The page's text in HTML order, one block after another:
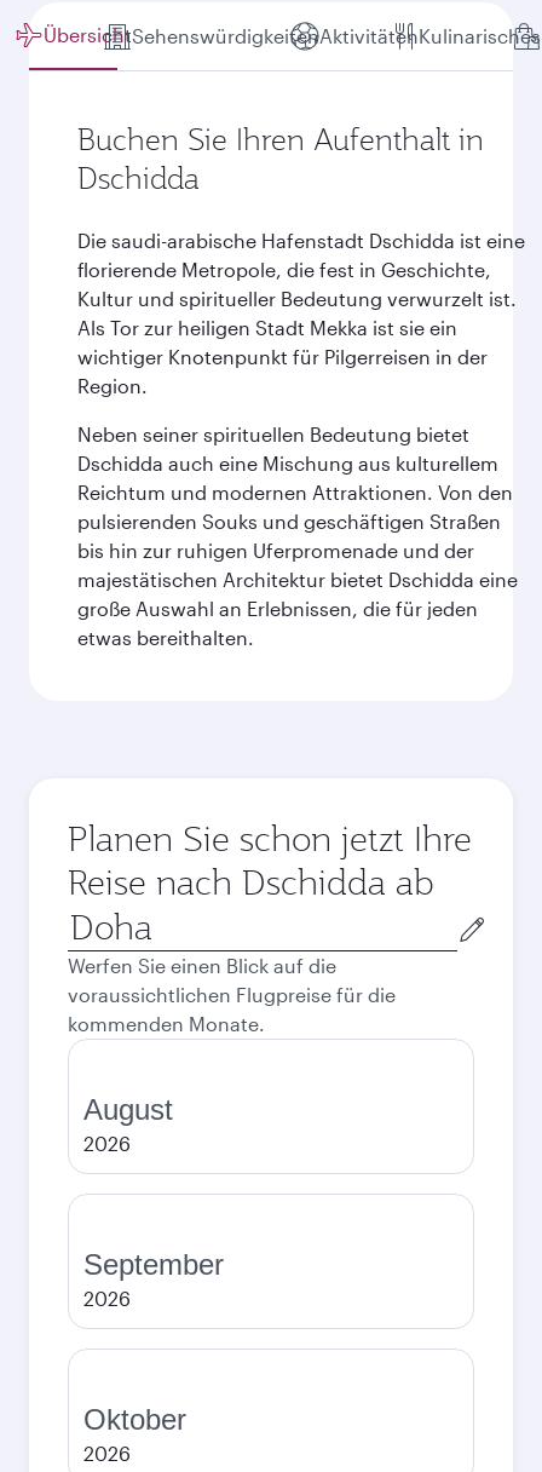
ÜbersichtSehenswürdigkeitenAktivitätenKulinarisches
Buchen Sie Ihren Aufenthalt in
Dschidda
Die saudi-arabische Hafenstadt Dschidda ist eine
florierende Metropole, die fest in Geschichte,
Kultur und spiritueller Bedeutung verwurzelt ist.
Als Tor zur heiligen Stadt Mekka ist sie ein
wichtiger Knotenpunkt für Pilgerreisen in der
Region.
Neben seiner spirituellen Bedeutung bietet
Dschidda auch eine Mischung aus kulturellem
Reichtum und modernen Attraktionen. Von den
pulsierenden Souks und geschäftigen Straßen
bis hin zur ruhigen Uferpromenade und der
majestätischen Architektur bietet Dschidda eine
große Auswahl an Erlebnissen, die für jeden
etwas bereithalten.
Planen Sie schon jetzt Ihre
Reise nach Dschidda ab
Abflugort
Werfen Sie einen Blick auf die
voraussichtlichen Flugpreise für die
kommenden Monate.
August
2026
September
2026
Oktober
2026